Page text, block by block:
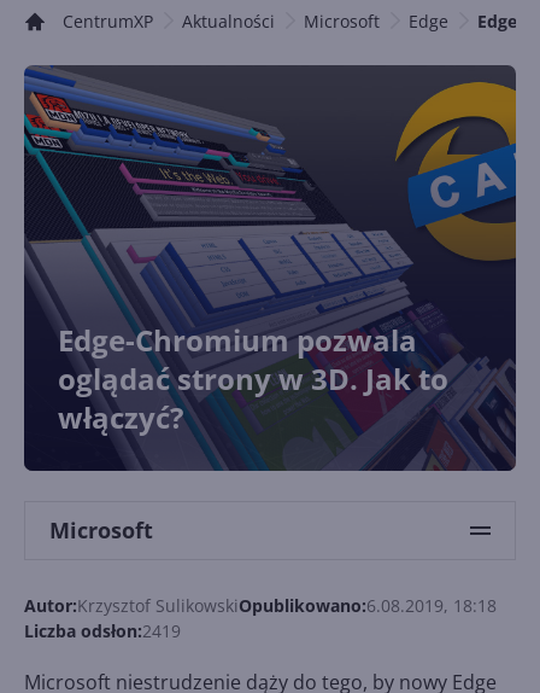
CentrumXP Aktualności Microsoft Edge Edge-
Edge-Chromium pozwala
oglądać strony w 3D. Jak to
włączyć?
Microsoft
Autor:Krzysztof SulikowskiOpublikowano:6.08.2019, 18:18
Liczba odsłon:2419
Microsoft niestrudzenie dąży do tego, by nowy Edge